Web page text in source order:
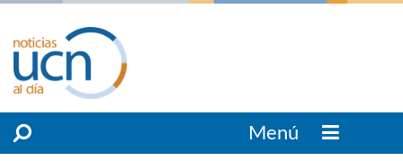
Menú